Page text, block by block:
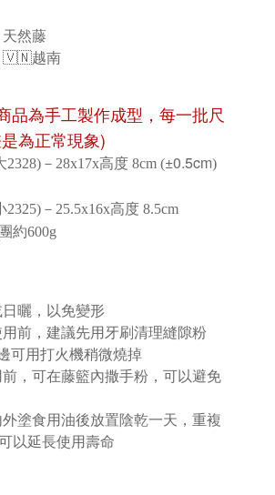
然藤
🇻🇳越南
品為手工製作成型，每一批尺
為正常現象)
2328)－28x17x高度 8cm (±0.5cm)
2325)－25.5x16x高度 8.5cm
約600g
曬，以免變形
前，建議先用牙刷清理縫隙粉
可用打火機稍微燒掉
，可在藤籃內撒手粉，可以避免
塗食用油後放置陰乾一天，重複
以延長使用壽命